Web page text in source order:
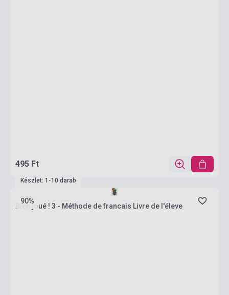
495 Ft
90%
Készlet: 1-10 darab
Bien joué ! 3 - Méthode de francais Livre de l'éleve